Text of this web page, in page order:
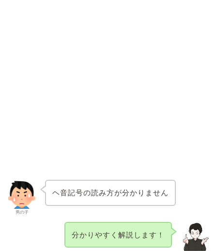
男の子
ヘ音記号の読み方が分かりません
分かりやすく解説します！